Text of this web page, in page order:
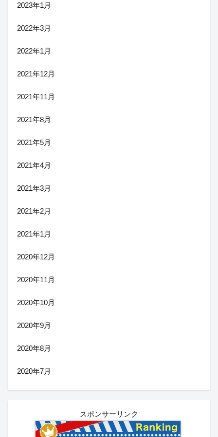
2023年1月
2022年3月
2022年1月
2021年12月
2021年11月
2021年8月
2021年5月
2021年4月
2021年3月
2021年2月
2021年1月
2020年12月
2020年11月
2020年10月
2020年9月
2020年8月
2020年7月
スポンサーリンク